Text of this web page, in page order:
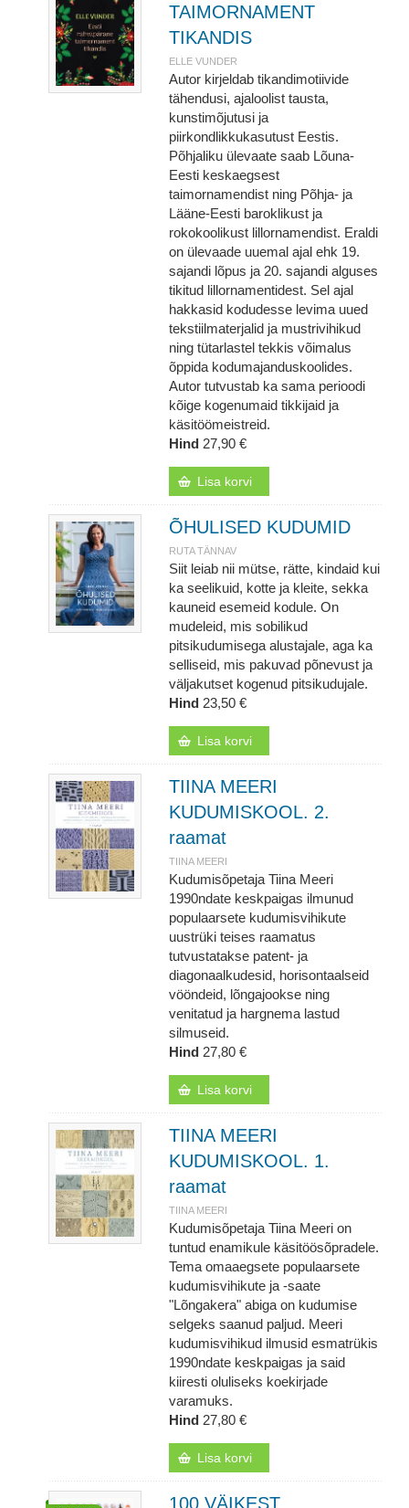
TAIMORNAMENT
TIKANDIS
ELLE VUNDER
Autor kirjeldab tikandimotiivide
tähendusi, ajaloolist tausta,
kunstimõjutusi ja
piirkondlikkukasutust Eestis.
Põhjaliku ülevaate saab Lõuna-
Eesti keskaegsest
taimornamendist ning Põhja- ja
Lääne-Eesti baroklikust ja
rokokoolikust lillornamendist. Eraldi
on ülevaade uuemal ajal ehk 19.
sajandi lõpus ja 20. sajandi alguses
tikitud lillornamentidest. Sel ajal
hakkasid kodudesse levima uued
tekstiilmaterjalid ja mustrivihikud
ning tütarlastel tekkis võimalus
õppida kodumajanduskoolides.
Autor tutvustab ka sama perioodi
kõige kogenumaid tikkijaid ja
käsitöömeistreid.
Hind 27,90 €
Lisa korvi
ÕHULISED KUDUMID
RUTA TÄNNAV
Siit leiab nii mütse, rätte, kindaid kui
ka seelikuid, kotte ja kleite, sekka
kauneid esemeid kodule. On
mudeleid, mis sobilikud
pitsikudumisega alustajale, aga ka
selliseid, mis pakuvad põnevust ja
väljakutset kogenud pitsikudujale.
Hind 23,50 €
Lisa korvi
TIINA MEERI
KUDUMISKOOL. 2.
raamat
TIINA MEERI
Kudumisõpetaja Tiina Meeri
1990ndate keskpaigas ilmunud
populaarsete kudumisvihikute
uustrüki teises raamatus
tutvustatakse patent- ja
diagonaalkudesid, horisontaalseid
vööndeid, lõngajookse ning
venitatud ja hargnema lastud
silmuseid.
Hind 27,80 €
Lisa korvi
TIINA MEERI
KUDUMISKOOL. 1.
raamat
TIINA MEERI
Kudumisõpetaja Tiina Meeri on
tuntud enamikule käsitöösõpradele.
Tema omaaegsete populaarsete
kudumisvihikute ja -saate
"Lõngakera" abiga on kudumise
selgeks saanud paljud. Meeri
kudumisvihikud ilmusid esmatrükis
1990ndate keskpaigas ja said
kiiresti oluliseks koekirjade
varamuks.
Hind 27,80 €
Lisa korvi
100 VÄIKEST